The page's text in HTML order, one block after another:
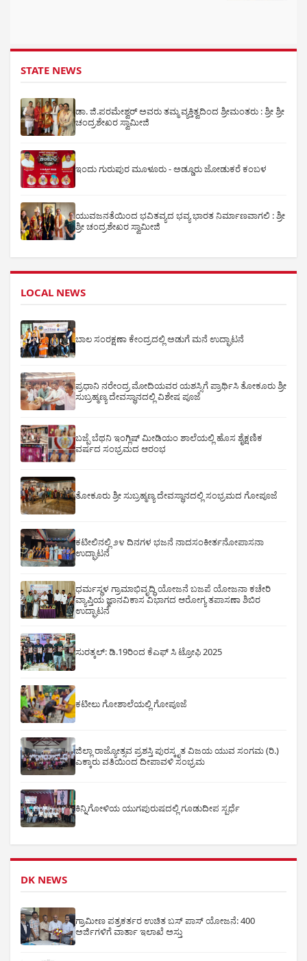
STATE NEWS
ಡಾ. ಜಿ.ಪರಮೇಶ್ವರ್ ಅವರು ತಮ್ಮ ವ್ಯಕ್ತಿತ್ವದಿಂದ ಶ್ರೀಮಂತರು : ಶ್ರೀ ಶ್ರೀ
ಚಂದ್ರಶೇಖರ ಸ್ವಾಮೀಜಿ
ಇಂದು ಗುರುಪುರ ಮೂಳೂರು - ಅಡ್ಡೂರು ಜೋಡುಕರೆ ಕಂಬಳ
ಯುವಜನತೆಯಿಂದ ಭವಿತವ್ಯದ ಭವ್ಯ ಭಾರತ ನಿರ್ಮಾಣವಾಗಲಿ : ಶ್ರೀ
ಶ್ರೀ ಚಂದ್ರಶೇಖರ ಸ್ವಾಮೀಜಿ
LOCAL NEWS
ಬಾಲ ಸಂರಕ್ಷಣಾ ಕೇಂದ್ರದಲ್ಲಿ ಅಡುಗೆ ಮನೆ ಉದ್ಘಾಟನೆ
ಪ್ರಧಾನಿ ನರೇಂದ್ರ ಮೋದಿಯವರ ಯಶಸ್ಸಿಗೆ ಪ್ರಾರ್ಥಿಸಿ ತೋಕೂರು ಶ್ರೀ
ಸುಬ್ರಹ್ಮಣ್ಯ ದೇವಸ್ಥಾನದಲ್ಲಿ ವಿಶೇಷ ಪೂಜೆ
ಬಜ್ಪೆ ಬೆಥನಿ ಇಂಗ್ಲಿಷ್ ಮೀಡಿಯಂ ಶಾಲೆಯಲ್ಲಿ ಹೊಸ ಶೈಕ್ಷಣಿಕ
ವರ್ಷದ ಸಂಭ್ರಮದ ಆರಂಭ
ತೋಕೂರು ಶ್ರೀ ಸುಬ್ರಹ್ಮಣ್ಯ ದೇವಸ್ಥಾನದಲ್ಲಿ ಸಂಭ್ರಮದ ಗೋಪೂಜೆ
ಕಟೀಲಿನಲ್ಲಿ ೨೪ ದಿನಗಳ ಭಜನೆ ನಾದಸಂಕೀರ್ತನೋಪಾಸನಾ
ಉದ್ಘಾಟನೆ
ಧರ್ಮಸ್ಥಳ ಗ್ರಾಮಾಭಿವೃದ್ಧಿ ಯೋಜನೆ ಬಜಪೆ ಯೋಜನಾ ಕಚೇರಿ
ವ್ಯಾಪ್ತಿಯ ಜ್ಞಾನವಿಕಾಸ ವಿಭಾಗದ ಆರೋಗ್ಯ ತಪಾಸಣಾ ಶಿಬಿರ
ಉದ್ಘಾಟನೆ
ಸುರತ್ಕಲ್: ಡಿ‌.19ರಿಂದ ಕೆಎಫ್ ಸಿ ಟ್ರೋಫಿ 2025
ಕಟೀಲು ಗೋಶಾಲೆಯಲ್ಲಿ ಗೋಪೂಜೆ
ಜಿಲ್ಲಾ ರಾಜ್ಯೋತ್ಸವ ಪ್ರಶಸ್ತಿ ಪುರಸ್ಕೃತ ವಿಜಯ ಯುವ ಸಂಗಮ (ರಿ.)
ಎಕ್ಕಾರು ವತಿಯಿಂದ ದೀಪಾವಳಿ ಸಂಭ್ರಮ
ಕಿನ್ನಿಗೋಳಿಯ ಯುಗಪುರುಷದಲ್ಲಿ ಗೂಡುದೀಪ ಸ್ಪರ್ಧೆ
DK NEWS
ಗ್ರಾಮೀಣ ಪತ್ರಕರ್ತರ ಉಚಿತ ಬಸ್ ಪಾಸ್ ಯೋಜನೆ: 400
ಅರ್ಜಿಗಳಿಗೆ ವಾರ್ತಾ ಇಲಾಖೆ ಅಸ್ತು